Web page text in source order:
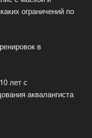
ограничений по
в
лет с
аквалангиста